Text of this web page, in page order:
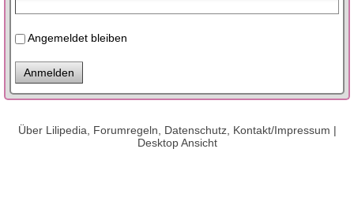
Angemeldet bleiben
Über Lilipedia, Forumregeln, Datenschutz, Kontakt/Impressum |
Desktop Ansicht